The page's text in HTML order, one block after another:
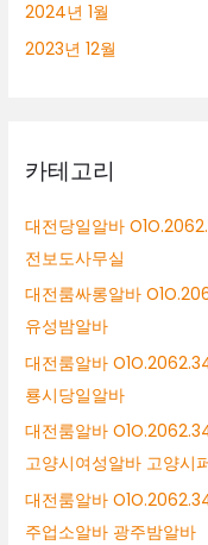
2024년 1월
2023년 12월
카테고리
대전당일알바
전보도사무실
대전룸싸롱알바
유성밤알바
대전룸알바
룡시당일알바
대전룸알바
고양시여성알바 고양시
대전룸알바
주업소알바 광주밤알바